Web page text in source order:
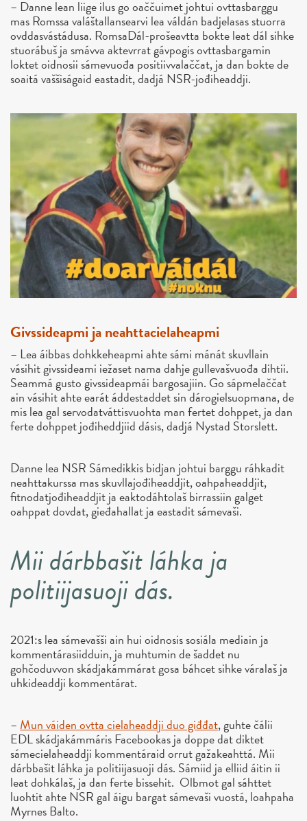
– Danne lean liige ilus go oaččuimet johtui ovttasbarggu
mas Romssa valáštallansearvi lea váldán badjelasas stuorra
ovddasvástádusa. RomsaDál-prošeavtta bokte leat dál sihke
stuorábuš ja smávva aktevrrat gávpogis ovttasbargamin
loktet oidnosii sámevuođa positiivvalaččat, ja dan bokte de
soaitá vaššiságaid eastadit, dadjá NSR-jođiheaddji.
Givssideapmi ja neahttacielaheapmi
– Lea áibbas dohkkeheapmi ahte sámi mánát skuvllain
vásihit givssideami iežaset nama dahje gullevašvuođa dihtii.
Seammá gusto givssideapmái bargosajiin. Go sápmelaččat
ain vásihit ahte earát áddestaddet sin dárogielsuopmana, de
mis lea gal servodatváttisvuohta man fertet dohppet, ja dan
ferte dohppet jođiheddjiid dásis, dadjá Nystad Storslett.
Danne lea NSR Sámedikkis bidjan johtui barggu ráhkadit
neahttakurssa mas skuvllajođiheaddjit, oahpaheaddjit,
fitnodatjođiheaddjit ja eaktodáhtolaš birrassiin galget
oahppat dovdat, gieđahallat ja eastadit sámevaši.
Mii dárbbašit láhka ja
politiijasuoji dás.
2021:s lea sámevašši ain hui oidnosis sosiála mediain ja
kommentárasiidduin, ja muhtumin de šaddet nu
gohčoduvvon skádjakámmárat gosa báhcet sihke váralaš ja
uhkideaddji kommentárat.
– Mun váiden ovtta cielaheaddji duo giđđat, guhte čálii
EDL skádjakámmáris Facebookas ja doppe dat diktet
sámecielaheaddji kommentáraid orrut gažakeahttá. Mii
dárbbašit láhka ja politiijasuoji dás. Sámiid ja elliid áitin ii
leat dohkálaš, ja dan ferte bissehit. Olbmot gal sáhttet
luohtit ahte NSR gal áigu bargat sámevaši vuostá, loahpaha
Myrnes Balto.